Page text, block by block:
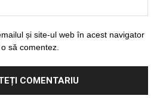
și site-ul web în acest navigator
să comentez.